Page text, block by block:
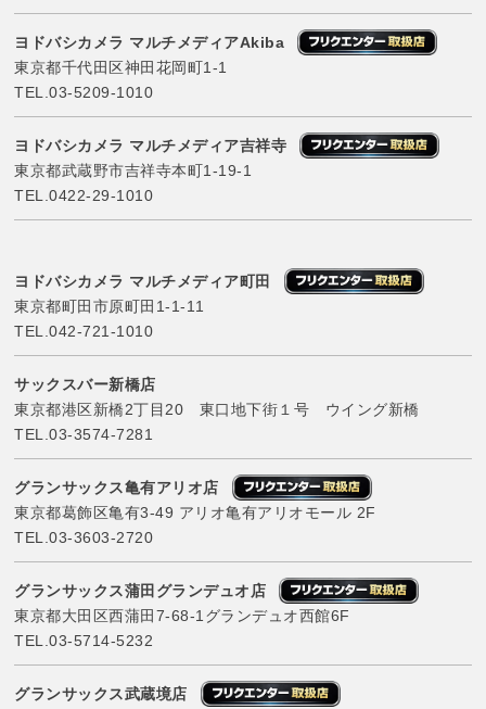
ヨドバシカメラ マルチメディアAkiba
東京都千代田区神田花岡町1-1
TEL.03-5209-1010
ヨドバシカメラ マルチメディア吉祥寺
東京都武蔵野市吉祥寺本町1-19-1
TEL.0422-29-1010
ヨドバシカメラ マルチメディア町田
東京都町田市原町田1-1-11
TEL.042-721-1010
サックスバー新橋店
東京都港区新橋2丁目20 東口地下街１号 ウイング新橋
TEL.03-3574-7281
グランサックス亀有アリオ店
東京都葛飾区亀有3-49 アリオ亀有アリオモール 2F
TEL.03-3603-2720
グランサックス蒲田グランデュオ店
東京都大田区西蒲田7-68-1グランデュオ西館6F
TEL.03-5714-5232
グランサックス武蔵境店